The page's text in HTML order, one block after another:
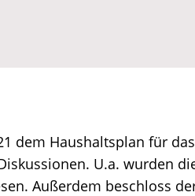
dem Haushaltsplan für
U.a. wurden
Außerdem beschloss